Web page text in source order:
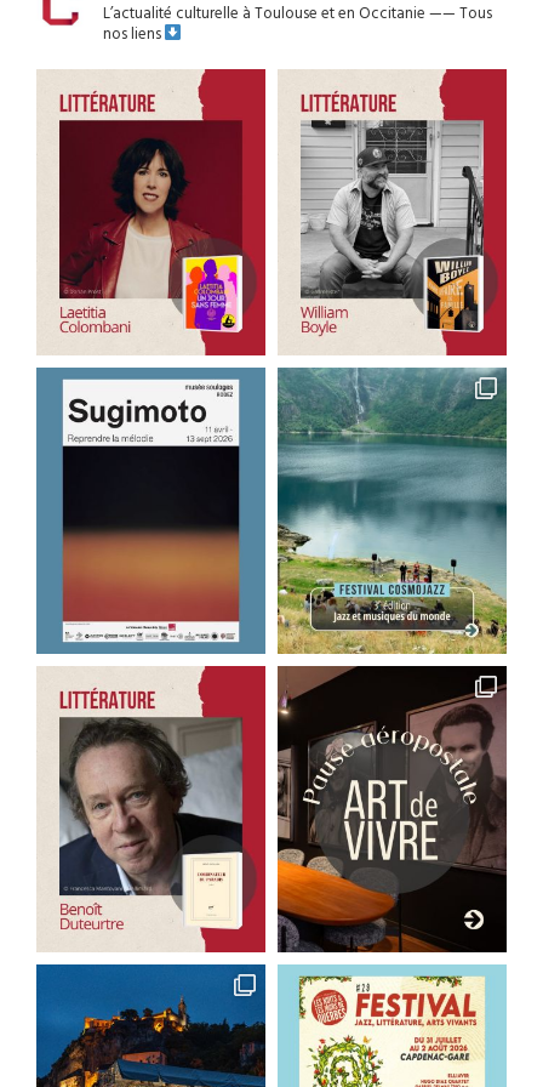
L’actualité culturelle à Toulouse et en Occitanie——Tous
nos liens